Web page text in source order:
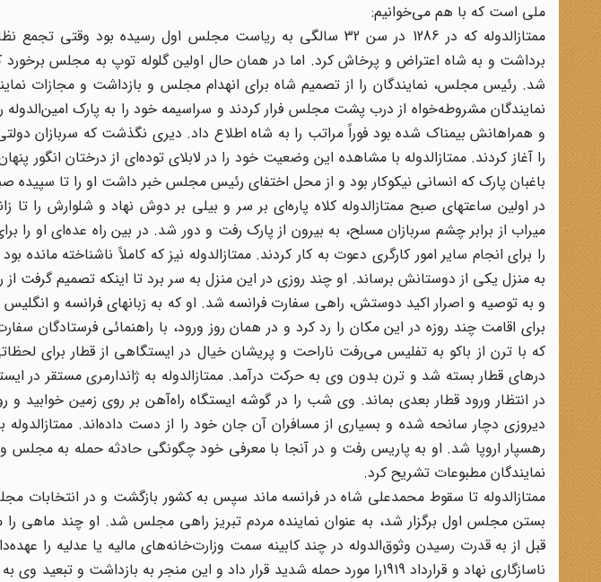
ملی است که با هم می‌خوانیم:
ممتازالدوله که در 1286 در سن 32 سالگی به ریاست مجلس اول رسیده بود
برداشت و به شاه اعتراض و پرخاش کرد. اما در همان حال اولین گلوله توپ به مجلس
شد. رئیس مجلس، نمایندگان را از تصمیم شاه برای انهدام مجلس و بازداشت و مجازات
نمایندگان مشروطه‌خواه از درب پشت مجلس فرار کردند و سراسیمه خود را به پارک
و همراهانش بیمناک شده بود فوراً مراتب را به شاه اطلاع داد. دیری نگذشت که سربازان
را آغاز کردند. ممتاز‌الدوله با مشاهده این وضعیت خود را در لابلای توده‌ای از درختان
باغبان پارک که انسانی نیکوکار بود و از محل اختفای رئیس مجلس خبر داشت او را تا سپیده
در اولین ساعتهای صبح ممتاز‌الدوله کلاه پاره‌ای بر سر و بیلی بر دوش نهاد و شلوارش را تا
میراب از برابر چشم سربازان مسلح، به بیرون از پارک رفت و دور شد. در بین راه عده‌ای او را
را برای انجام سایر امور کارگری دعوت به کار کردند. ممتازالدوله نیز که کاملاً ناشناخته
به منزل یکی از دوستانش برساند. او چند روزی در این منزل به سر برد تا اینکه تصمیم گرفت از
و به توصیه و اصرار اکید دوستش، راهی سفارت فرانسه شد. او که به زبانهای فرانسه و
برای اقامت چند روزه در این مکان را رد کرد و در همان روز ورود،‌ با راهنمائی فرستادگان
که با ترن از باکو به تفلیس می‌رفت ناراحت و پریشان خیال در ایستگاهی از قطار برای
درهای قطار بسته شد و ترن بدون وی به حرکت درآمد. ممتاز‌الدوله به ژاندارمری مستقر در
در انتظار ورود قطار بعدی بماند. وی شب را در گوشه ایستگاه راه‌آهن بر روی زمین خوابید و
دیروزی دچار سانحه شده و بسیاری از مسافران آن جان خود را از دست داده‌اند. ممتازالدوله
رهسپار اروپا شد. او به پاریس رفت و در آنجا با معرفی خود چگونگی حادثه حمله به
نمایندگان مطبوعات تشریح کرد.
ممتازالدوله تا سقوط محمد‌علی شاه در فرانسه ماند سپس به کشور بازگشت و در
بستن مجلس اول برگزار شد، به عنوان نماینده مردم تبریز راهی مجلس شد. او چند ماهی
قبل از به قدرت رسیدن وثوق‌الدوله در چند کابینه سمت وزارت‌خانه‌های مالیه یا عدلیه را
ناسازگاری نهاد و قرارداد 1919را مورد حمله شدید قرار داد و این منجر به